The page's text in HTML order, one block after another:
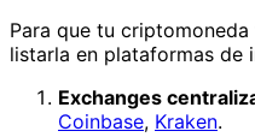
Para que tu
listarla en plataformas de
Exchanges
Coinbase, Kraken.